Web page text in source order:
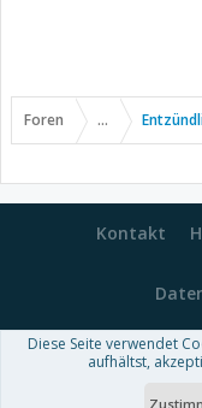
Foren ...
Kontakt
Forum
Diese Seite verwendet
aufhältst,